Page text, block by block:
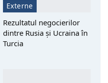
Externe
Rezultatul negocierilor
dintre Rusia și Ucraina în
Turcia